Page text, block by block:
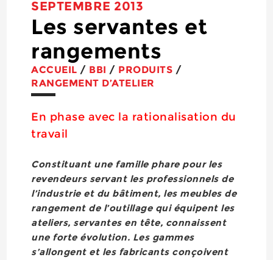
SEPTEMBRE 2013
Les servantes et
rangements
ACCUEIL / BBI / PRODUITS /
RANGEMENT D’ATELIER
En phase avec la rationalisation du
travail
Constituant une famille phare pour les
revendeurs servant les professionnels de
l’industrie et du bâtiment, les meubles de
rangement de l’outillage qui équipent les
ateliers, servantes en tête, connaissent
une forte évolution. Les gammes
s’allongent et les fabricants conçoivent